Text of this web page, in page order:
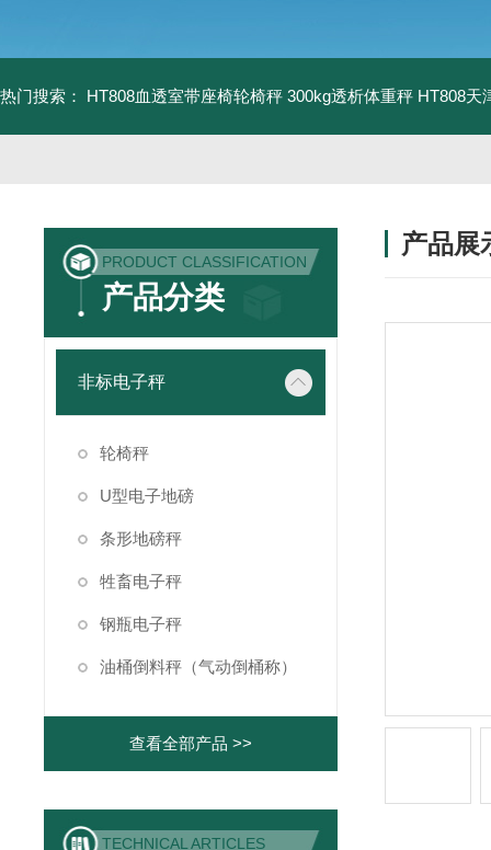
热门搜索： HT808血透室带座椅轮椅秤 300kg透析体重秤 HT808天
PRODUCT CLASSIFICATION
产品分类
非标电子秤
轮椅秤
U型电子地磅
条形地磅秤
牲畜电子秤
钢瓶电子秤
油桶倒料秤（气动倒桶称）
查看全部产品 >>
TECHNICAL ARTICLES
产品展